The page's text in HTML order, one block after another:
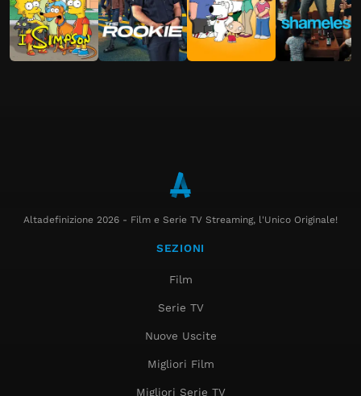
Altadefinizione 2026 - Film e Serie TV Streaming, l'Unico Originale!
SEZIONI
Film
Serie TV
Nuove Uscite
Migliori Film
Migliori Serie TV